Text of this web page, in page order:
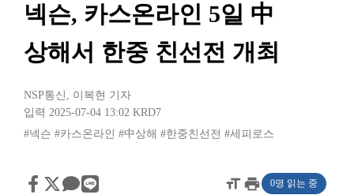
넥슨, 카스온라인 5일 中
상해서 한중 친선전 개최
NSP통신 , 이복현 기자
입력 2025-07-04 13:02 KRD7
#넥슨 #카스온라인 #中상해 #한중친선전 #세피로스
format_sizeprint 0명 읽는 중